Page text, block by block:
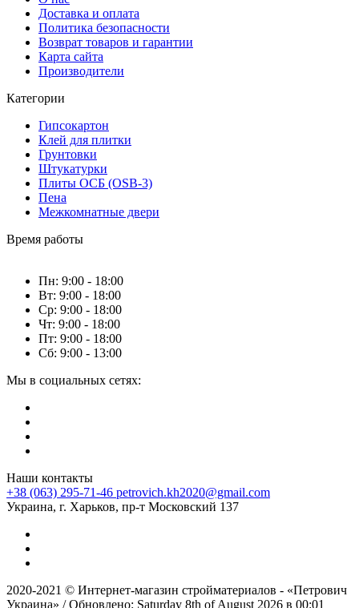
Доставка и оплата
Политика безопасности
Возврат товаров и гарантии
Карта сайта
Производители
Категории
Гипсокартон
Клей для плитки
Грунтовки
Штукатурки
Плиты ОСБ (OSB-3)
Пена
Межкомнатные двери
Время работы
Пн: 9:00 - 18:00
Вт: 9:00 - 18:00
Ср: 9:00 - 18:00
Чт: 9:00 - 18:00
Пт: 9:00 - 18:00
Сб: 9:00 - 13:00
Мы в социальных сетях:
Наши контакты
+38 (063) 295-71-46 petrovich.kh2020@gmail.com
Украина, г. Харьков, пр-т Московский 137
2020-2021 © Интернет-магазин стройматериалов - «Петрович
Украина» / Обновлено: Saturday 8th of August 2026 в 00:01